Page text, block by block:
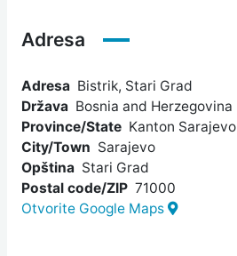
Adresa
Adresa Bistrik, Stari Grad
Država Bosnia and Herzegovina
Province/State Kanton Sarajevo
City/Town Sarajevo
Opština Stari Grad
Postal code/ZIP 71000
Otvorite Google Maps